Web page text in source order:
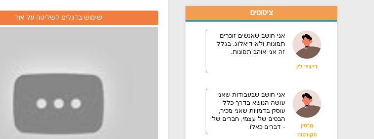
ציטוטים
דייוויד לין
אני חושב שאנשים זוכרים
תמונות ולא דיאלוג. בגלל
זה אני אוהב תמונות.
מרטין
סקורסזה
אני חושב שבעבודות שאני
עושה הנושא בדרך כלל
עוסק בדמויות שאני מכיר,
הבטים של עצמי, חברים שלי
- דברים כאלו.
שימוש בדגלים לשליטה על אור